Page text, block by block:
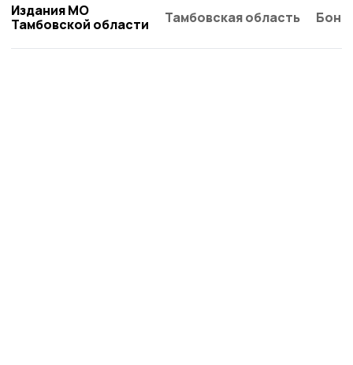
Издания МО
Тамбовской области
Тамбовская область